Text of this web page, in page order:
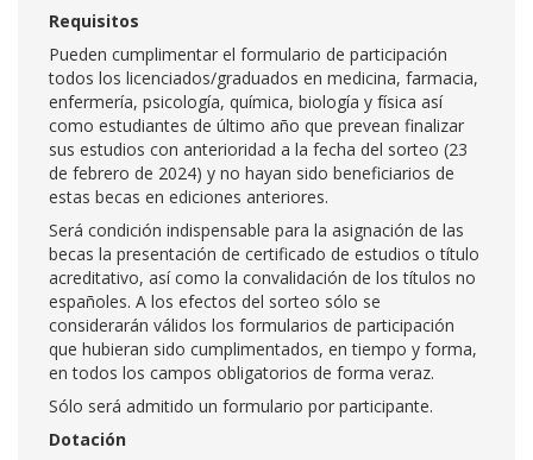
Requisitos
Pueden cumplimentar el formulario de participación
todos los licenciados/graduados en medicina, farmacia,
enfermería, psicología, química, biología y física así
como estudiantes de último año que prevean finalizar
sus estudios con anterioridad a la fecha del sorteo (23
de febrero de 2024) y no hayan sido beneficiarios de
estas becas en ediciones anteriores.
Será condición indispensable para la asignación de las
becas la presentación de certificado de estudios o título
acreditativo, así como la convalidación de los títulos no
españoles. A los efectos del sorteo sólo se
considerarán válidos los formularios de participación
que hubieran sido cumplimentados, en tiempo y forma,
en todos los campos obligatorios de forma veraz.
Sólo será admitido un formulario por participante.
Dotación